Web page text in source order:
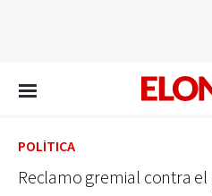
POLÍTICA
Reclamo gremial contra